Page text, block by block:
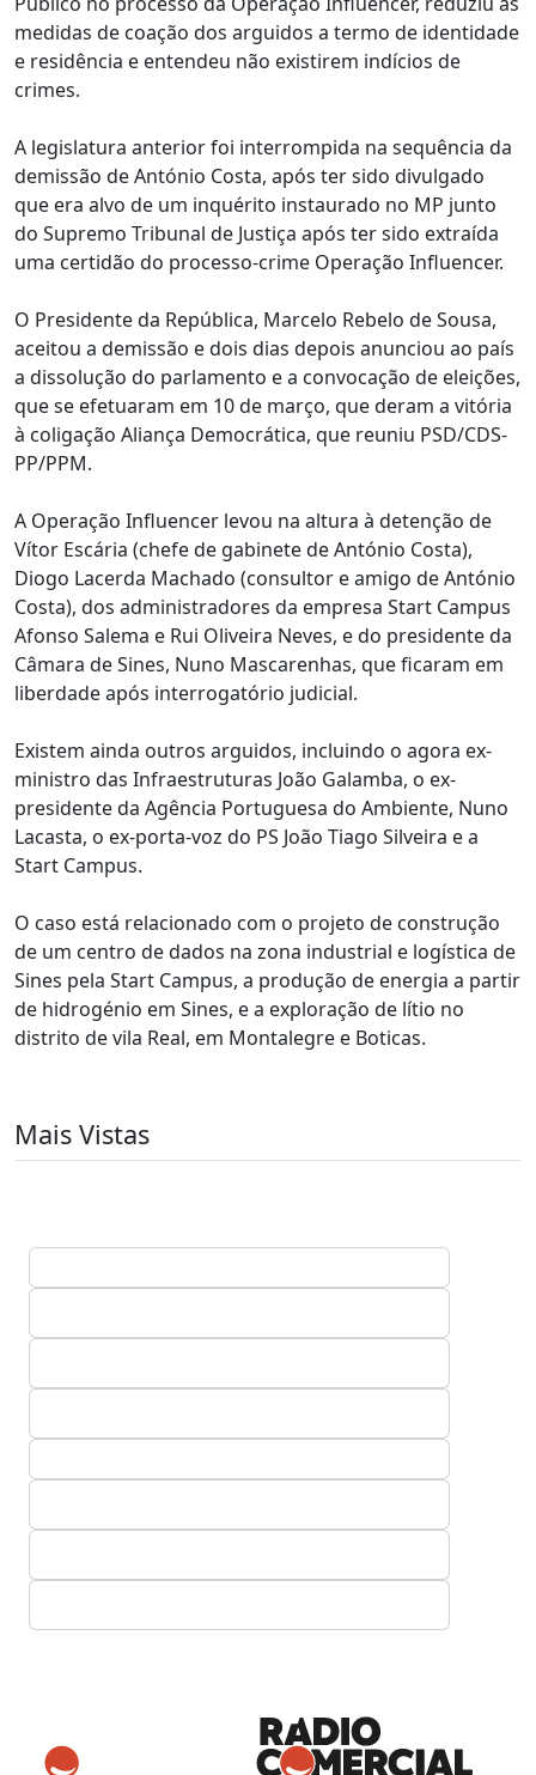
medidas de coação dos arguidos a termo de identidade
e residência e entendeu não existirem indícios de
crimes.
A legislatura anterior foi interrompida na sequência da
demissão de António Costa, após ter sido divulgado
que era alvo de um inquérito instaurado no MP junto
do Supremo Tribunal de Justiça após ter sido extraída
uma certidão do processo-crime Operação Influencer.
O Presidente da República, Marcelo Rebelo de Sousa,
aceitou a demissão e dois dias depois anunciou ao país
a dissolução do parlamento e a convocação de eleições,
que se efetuaram em 10 de março, que deram a vitória
à coligação Aliança Democrática, que reuniu PSD/CDS-
PP/PPM.
A Operação Influencer levou na altura à detenção de
Vítor Escária (chefe de gabinete de António Costa),
Diogo Lacerda Machado (consultor e amigo de António
Costa), dos administradores da empresa Start Campus
Afonso Salema e Rui Oliveira Neves, e do presidente da
Câmara de Sines, Nuno Mascarenhas, que ficaram em
liberdade após interrogatório judicial.
Existem ainda outros arguidos, incluindo o agora ex-
ministro das Infraestruturas João Galamba, o ex-
presidente da Agência Portuguesa do Ambiente, Nuno
Lacasta, o ex-porta-voz do PS João Tiago Silveira e a
Start Campus.
O caso está relacionado com o projeto de construção
de um centro de dados na zona industrial e logística de
Sines pela Start Campus, a produção de energia a partir
de hidrogénio em Sines, e a exploração de lítio no
distrito de vila Real, em Montalegre e Boticas.
Mais Vistas